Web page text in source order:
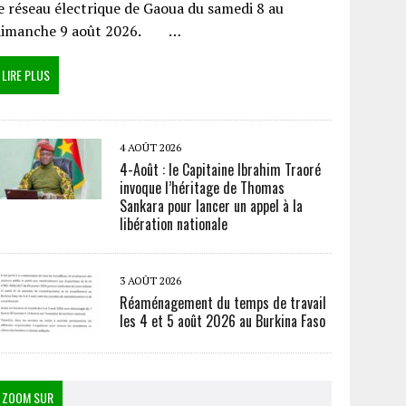
réseau électrique de Gaoua du samedi 8 au
9 août 2026. …
LIRE PLUS
4 AOÛT 2026
4-Août : le Capitaine Ibrahim Traoré
invoque l’héritage de Thomas
Sankara pour lancer un appel à la
libération nationale
3 AOÛT 2026
Réaménagement du temps de travail
les 4 et 5 août 2026 au Burkina Faso
ZOOM SUR